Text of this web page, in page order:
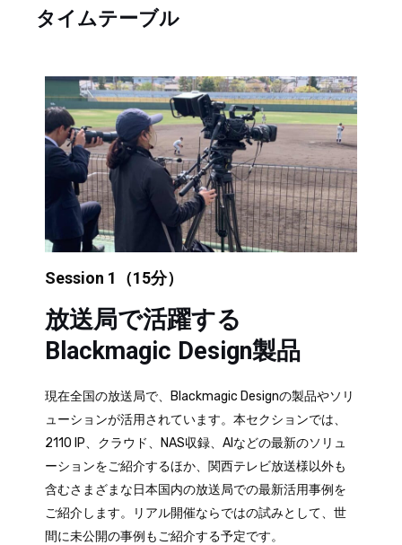
タイムテーブル
Session 1（15分）
放送局で活躍する
Blackmagic Design製品
現在全国の放送局で、Blackmagic Designの製品やソリ
ューションが活用されています。本セクションでは、
2110 IP、クラウド、NAS収録、AIなどの最新のソリュ
ーションをご紹介するほか、関西テレビ放送様以外も
含むさまざまな日本国内の放送局での最新活用事例を
ご紹介します。リアル開催ならではの試みとして、世
間に未公開の事例もご紹介する予定です。